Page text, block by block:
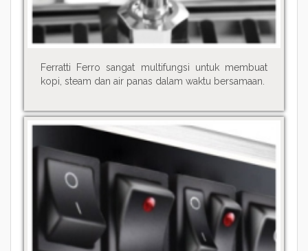
Ferratti Ferro sangat multifungsi untuk membuat
kopi, steam dan air panas dalam waktu bersamaan.